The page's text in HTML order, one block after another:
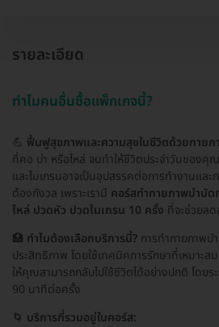
รายละเอียด
ทำไมคนอื่นซื้อแพ็กเกจนี้?
💪 ฟื้นฟูสุขภาพและความสุขในชีวิตด้วยกาย
ที่คอ บ่า หรือไหล่ จนทำให้ชีวิตประจำวันของคุ
และไมเกรนอาจเป็นอุปสรรคต่อการทำงานแล
ต้องกังวล เพราะเรามี คอร์สทำกายภาพบำบัด
ไหล่ ปวดหัว ปวดไมเกรน 10 ครั้ง ที่จะช่วยลด
🏥 ทำไมต้องเลือกบริการนี้? การทำกายภาพบ
ประสิทธิภาพ โดยใช้เทคนิคการรักษาที่เหมาะ
ให้คุณสามารถกลับไปใช้ชีวิตได้อย่างปกติ โดยร
90 นาทีต่อครั้ง
🌀 บริการที่รวมอยู่ในคอร์ส: